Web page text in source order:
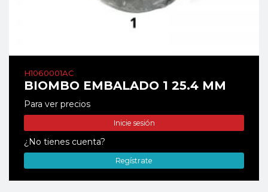
H1060001AC
BIOMBO EMBALADO 1 25.4 MM
Para ver precios
Inicie sesión
¿No tienes cuenta?
Regístrate